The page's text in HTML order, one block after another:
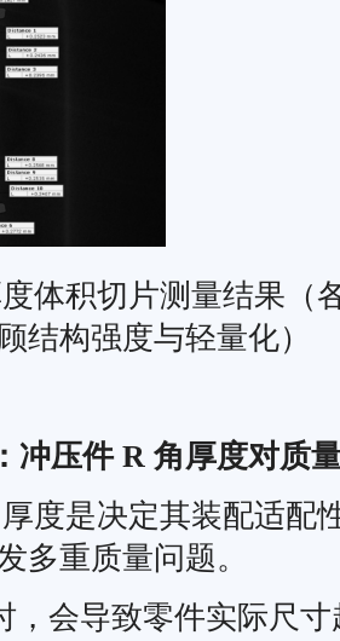
体积切片测量结果（
结构强度与轻量化）
冲压件 R 角厚度对质
度是决定其装配适配
多重质量问题。
，会导致零件实际尺